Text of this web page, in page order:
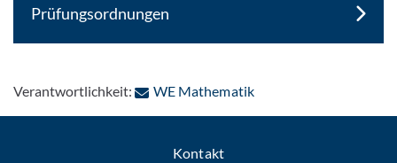
Prüfungsordnungen
Verantwortlichkeit: WE Mathematik: Per E-Mail
Kontakt